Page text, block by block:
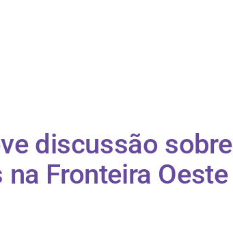
discussão sobre
Fronteira Oeste